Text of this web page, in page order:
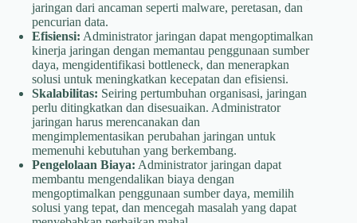
jaringan dari ancaman seperti malware, peretasan, dan
pencurian data.
Efisiensi: Administrator jaringan dapat mengoptimalkan
kinerja jaringan dengan memantau penggunaan sumber
daya, mengidentifikasi bottleneck, dan menerapkan
solusi untuk meningkatkan kecepatan dan efisiensi.
Skalabilitas: Seiring pertumbuhan organisasi, jaringan
perlu ditingkatkan dan disesuaikan. Administrator
jaringan harus merencanakan dan
mengimplementasikan perubahan jaringan untuk
memenuhi kebutuhan yang berkembang.
Pengelolaan Biaya: Administrator jaringan dapat
membantu mengendalikan biaya dengan
mengoptimalkan penggunaan sumber daya, memilih
solusi yang tepat, dan mencegah masalah yang dapat